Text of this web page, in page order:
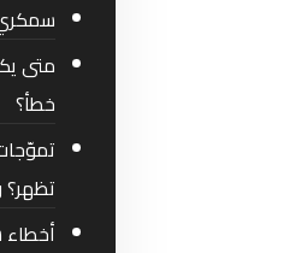
متى
خطأ؟
أخطاء